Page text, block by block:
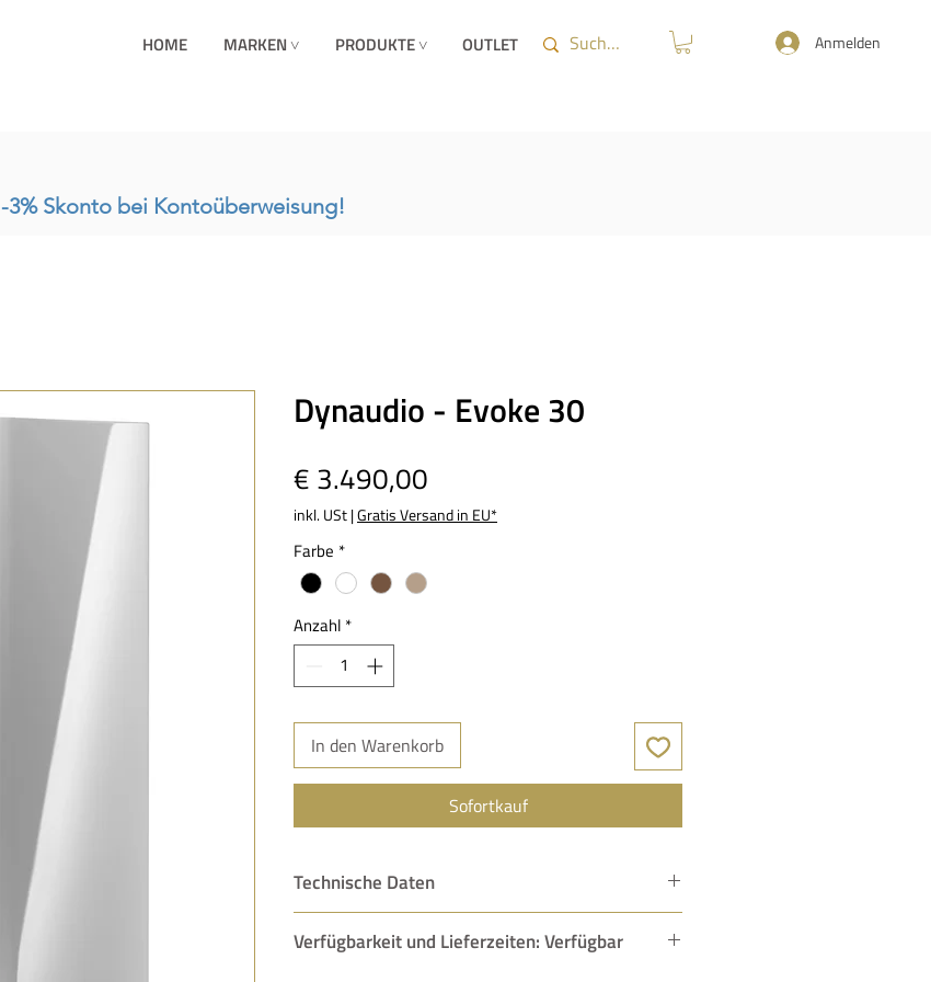
HOME MARKEN ˅ PRODUKTE ˅ OUTLET Anmelden
-3% Skonto bei Kontoüberweisung!
Dynaudio - Evoke 30
€ 3.490,00
inkl. USt|Gratis Versand in EU*
Farbe *
Anzahl *
In den Warenkorb
Sofortkauf
Technische Daten
Empfindlichkeit:
88 dB (2,83 V/1 m)
Verfügbarkeit und Lieferzeiten: Verfügbar